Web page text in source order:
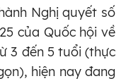
Nghị quyết số
của Quốc hội về
3 đến 5 tuổi (thực
hiện nay đang